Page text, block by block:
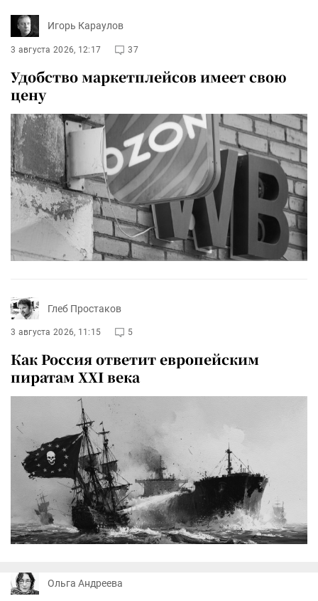
Игорь Караулов
3 августа 2026, 12:17 37
Удобство маркетплейсов имеет свою
цену
Глеб Простаков
3 августа 2026, 11:15 5
Как Россия ответит европейским
пиратам XXI века
Ольга Андреева